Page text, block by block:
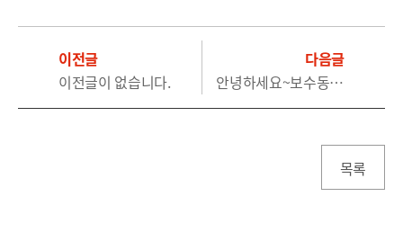
다음글
안녕하세요~보수동 책방골목 양수성입니다.
이전글
이전글이 없습니다.
목록